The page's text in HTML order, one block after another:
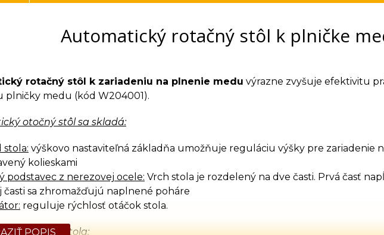
Automatický rotačný stôl k plničke
rotačný stôl k zariadeniu na plnenie medu výrazne zvyšuje efektivitu
plničky medu (kód W204001).
otočný stôl sa skladá:
stola: výškovo nastaviteľná základňa umožňuje reguláciu výšky pre zariadenie
kolieskami
podstavec z nerezovej ocele: Vrch stola je rozdelený na dve časti. Prvá časť
sa zhromažďujú naplnené poháre
reguluje rýchlosť otáčok stola.
parametre stola:
POPIS